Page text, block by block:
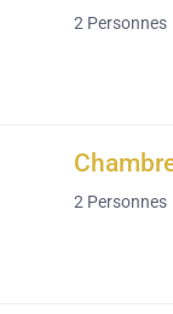
2 Personnes
2 Personnes